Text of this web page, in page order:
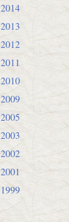
2014
2013
2012
2011
2010
2009
2005
2003
2002
2001
1999